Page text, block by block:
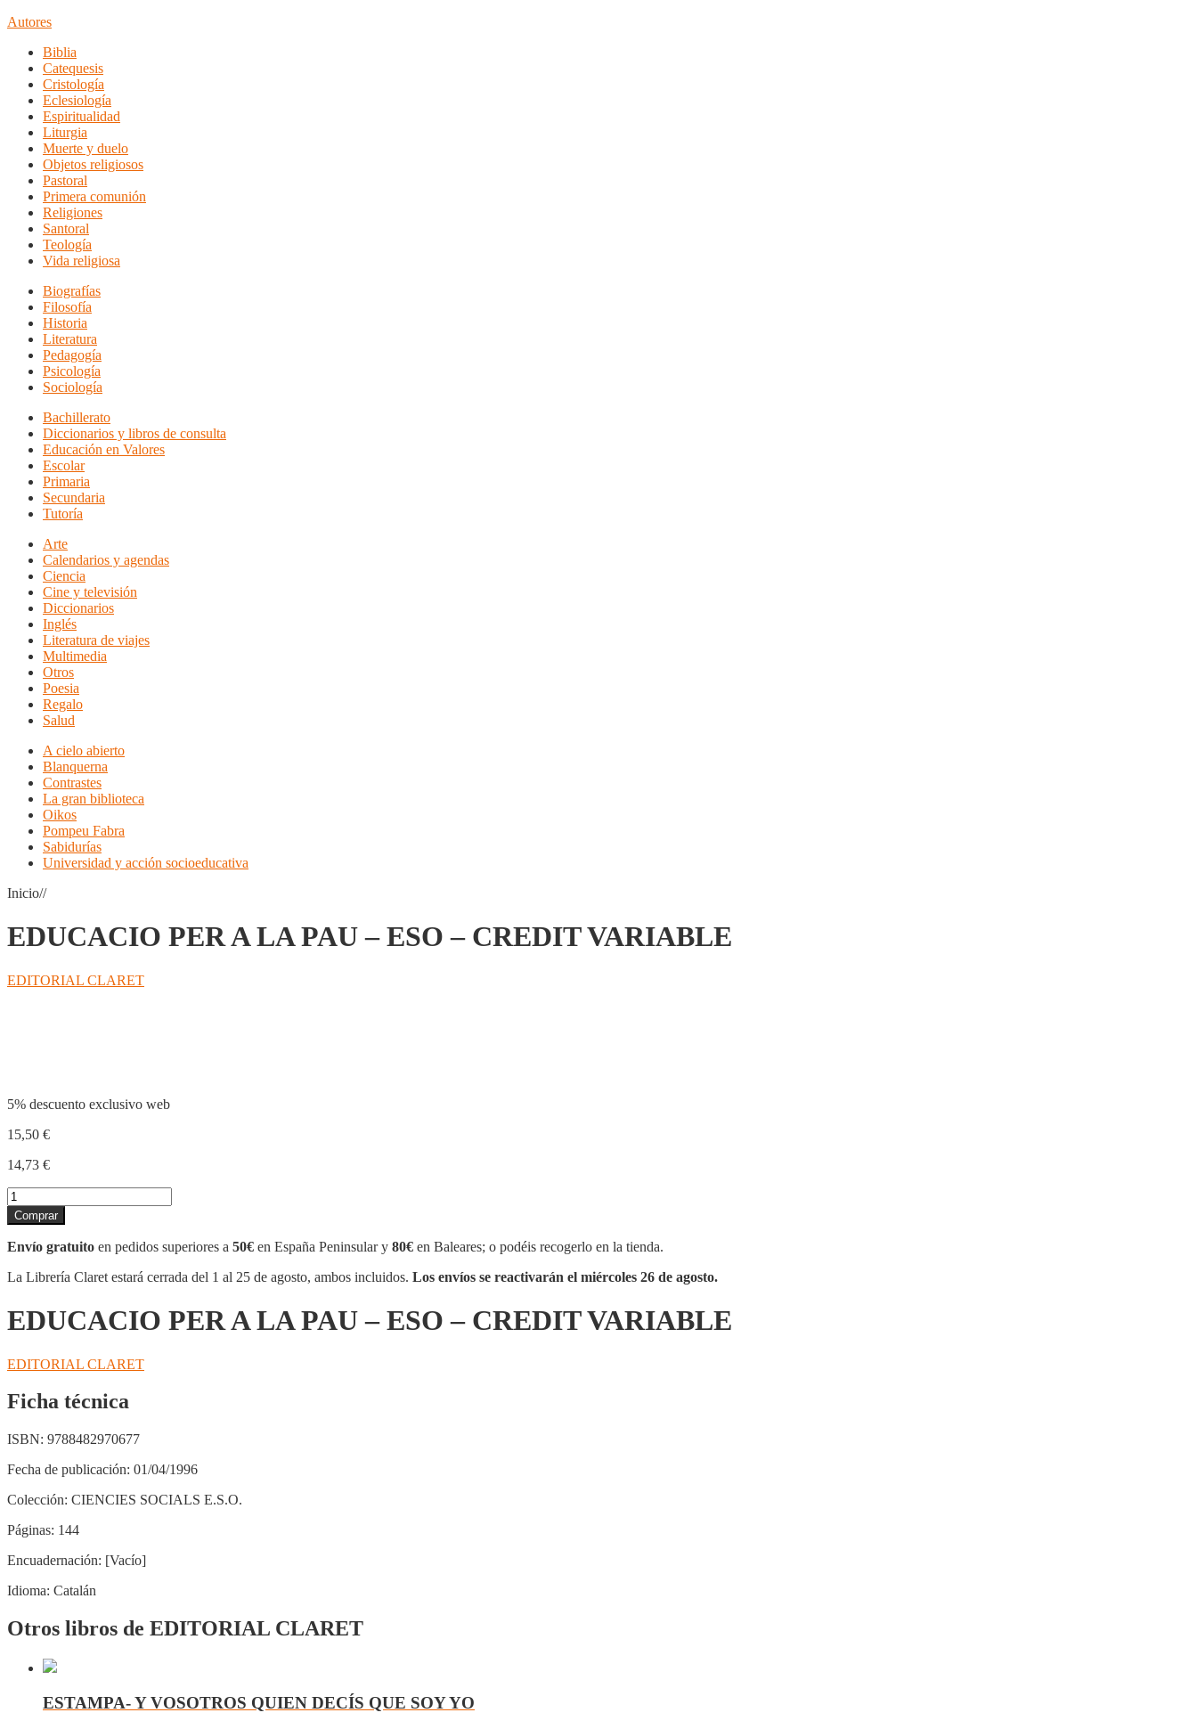
Autores
Biblia
Catequesis
Cristología
Eclesiología
Espiritualidad
Liturgia
Muerte y duelo
Objetos religiosos
Pastoral
Primera comunión
Religiones
Santoral
Teología
Vida religiosa
Biografías
Filosofía
Historia
Literatura
Pedagogía
Psicología
Sociología
Bachillerato
Diccionarios y libros de consulta
Educación en Valores
Escolar
Primaria
Secundaria
Tutoría
Arte
Calendarios y agendas
Ciencia
Cine y televisión
Diccionarios
Inglés
Literatura de viajes
Multimedia
Otros
Poesia
Regalo
Salud
A cielo abierto
Blanquerna
Contrastes
La gran biblioteca
Oikos
Pompeu Fabra
Sabidurías
Universidad y acción socioeducativa
Inicio//
EDUCACIO PER A LA PAU – ESO – CREDIT VARIABLE
EDITORIAL CLARET
5% descuento exclusivo web
15,50 €
14,73 €
EDUCACIO
PER
A
LA
-
CREDIT
Comprar
Envío gratuito en pedidos superiores a 50€ en España Peninsular y 80€ en Baleares; o podéis recogerlo en la tienda.
La Librería Claret estará cerrada del 1 al 25 de agosto, ambos incluidos. Los envíos se reactivarán el miércoles 26 de agosto.
EDUCACIO PER A LA PAU – ESO – CREDIT VARIABLE
EDITORIAL CLARET
Ficha técnica
ISBN: 9788482970677
Fecha de publicación: 01/04/1996
Colección: CIENCIES SOCIALS E.S.O.
Páginas: 144
Encuadernación: [Vacío]
Idioma: Catalán
Otros libros de EDITORIAL CLARET
ESTAMPA- Y VOSOTROS QUIEN DECÍS QUE SOY YO